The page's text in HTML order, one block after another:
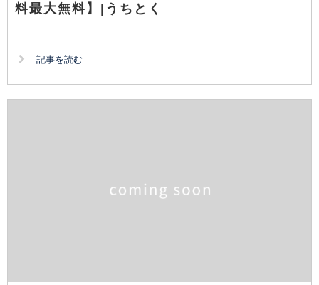
料最大無料】|うちとく
記事を読む